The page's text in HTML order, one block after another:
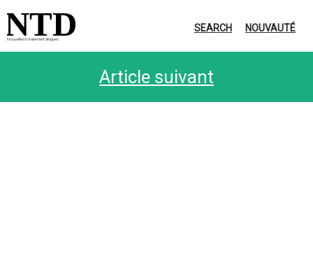
Nouvelles totalement dingues
NTD SEARCH NOUVAUTÉ
Article suivant